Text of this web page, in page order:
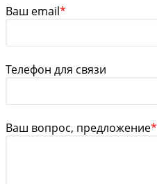
Ваш email*
Телефон для связи
Ваш вопрос, предложение*